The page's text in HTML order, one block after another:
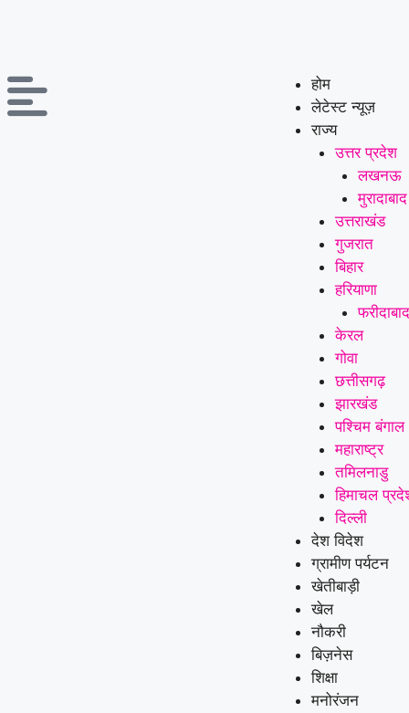
होम
लेटेस्ट न्यूज़
राज्य
उत्तर प्रदेश
लखनऊ
मुरादाबाद
उत्तराखंड
गुजरात
बिहार
हरियाणा
फरीदाबाद
केरल
गोवा
छत्तीसगढ़
झारखंड
पश्चिम बंगाल
महाराष्ट्र
तमिलनाडु
हिमाचल
दिल्ली
देश विदेश
ग्रामीण पर्यटन
खेतीबाड़ी
खेल
नौकरी
बिज़नेस
शिक्षा
मनोरंजन